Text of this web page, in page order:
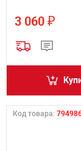
3 060 ₽
Код товара: